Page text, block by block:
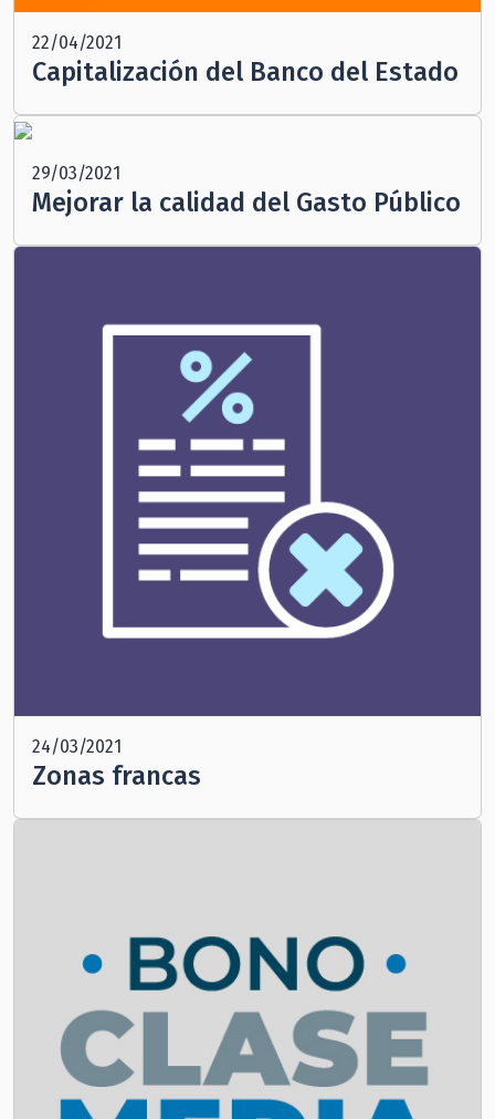
22/04/2021
Capitalización del Banco del Estado
29/03/2021
Mejorar la calidad del Gasto Público
24/03/2021
Zonas francas